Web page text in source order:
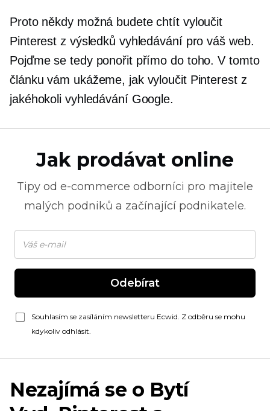
Proto někdy možná budete chtít vyloučit
Pinterest z výsledků vyhledávání pro váš web.
Pojďme se tedy ponořit přímo do toho. V tomto
článku vám ukážeme, jak vyloučit Pinterest z
jakéhokoli vyhledávání Google.
Jak prodávat online
Tipy od e-commerce odborníci pro majitele
malých podniků a začínající podnikatele.
Odebírat
Souhlasím se zasíláním newsletteru Ecwid. Z odběru se mohu
kdykoliv odhlásit.
Nezajímá se o Bytí